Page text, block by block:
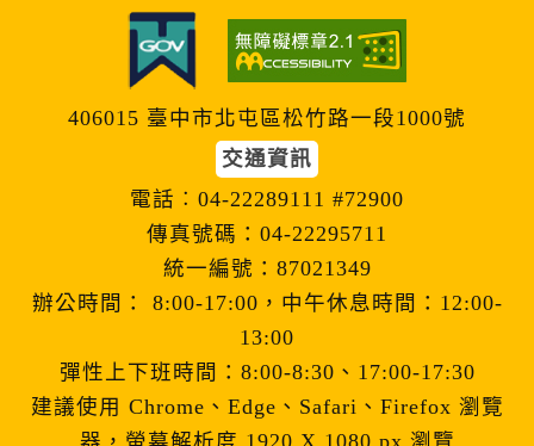
406015 臺中市北屯區松竹路一段1000號
交通資訊
電話︰04-22289111 #72900
傳真號碼：04-22295711
統一編號：87021349
辦公時間： 8:00-17:00，中午休息時間：12:00-
13:00
彈性上下班時間：8:00-8:30、17:00-17:30
建議使用 Chrome、Edge、Safari、Firefox 瀏覽